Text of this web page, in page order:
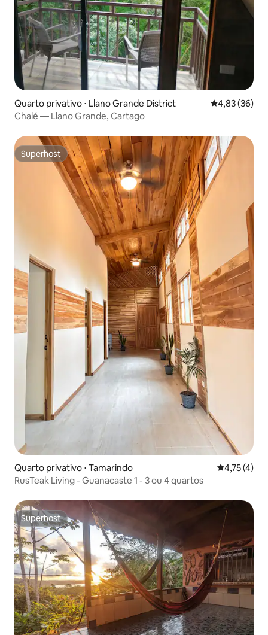
Quarto privativo ⋅ Llano Grande District 4,83 de uma
4,83 (36)
Chalé — Llano Grande, Cartago
Superhost
Superhost
Quarto privativo ⋅ Tamarindo 4,75 de
4,75 (4)
RusTeak Living - Guanacaste 1 - 3 ou 4 quartos
Superhost
Superhost